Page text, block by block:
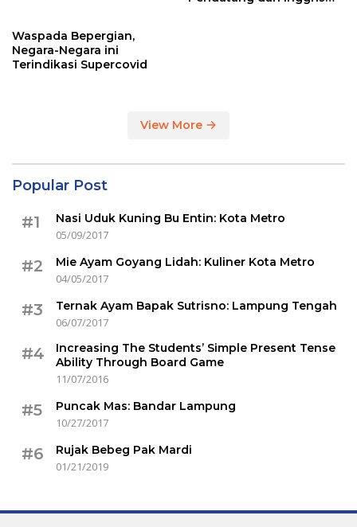
Waspada Bepergian,
Negara-Negara ini
Terindikasi Supercovid
View More
Popular Post
#1
Nasi Uduk Kuning Bu Entin: Kota Metro
05/09/2017
#2
Mie Ayam Goyang Lidah: Kuliner Kota Metro
04/05/2017
#3
Ternak Ayam Bapak Sutrisno: Lampung Tengah
06/07/2017
#4
Increasing The Students’ Simple Present Tense
Ability Through Board Game
11/07/2016
#5
Puncak Mas: Bandar Lampung
10/27/2017
#6
Rujak Bebeg Pak Mardi
01/21/2019